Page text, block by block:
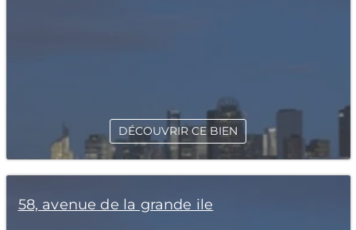
DÉCOUVRIR CE BIEN
58, avenue de la grande ile